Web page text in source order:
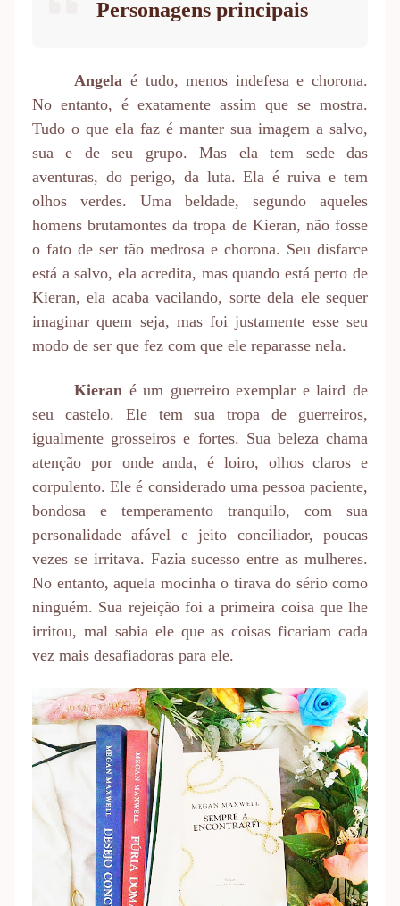
Personagens principais
Angela é tudo, menos indefesa e chorona.
No entanto, é exatamente assim que se mostra.
Tudo o que ela faz é manter sua imagem a salvo,
sua e de seu grupo. Mas ela tem sede das
aventuras, do perigo, da luta. Ela é ruiva e tem
olhos verdes. Uma beldade, segundo aqueles
homens brutamontes da tropa de Kieran, não fosse
o fato de ser tão medrosa e chorona. Seu disfarce
está a salvo, ela acredita, mas quando está perto de
Kieran, ela acaba vacilando, sorte dela ele sequer
imaginar quem seja, mas foi justamente esse seu
modo de ser que fez com que ele reparasse nela.
Kieran é um guerreiro exemplar e laird de
seu castelo. Ele tem sua tropa de guerreiros,
igualmente grosseiros e fortes. Sua beleza chama
atenção por onde anda, é loiro, olhos claros e
corpulento. Ele é considerado uma pessoa paciente,
bondosa e temperamento tranquilo, com sua
personalidade afável e jeito conciliador, poucas
vezes se irritava. Fazia sucesso entre as mulheres.
No entanto, aquela mocinha o tirava do sério como
ninguém. Sua rejeição foi a primeira coisa que lhe
irritou, mal sabia ele que as coisas ficariam cada
vez mais desafiadoras para ele.